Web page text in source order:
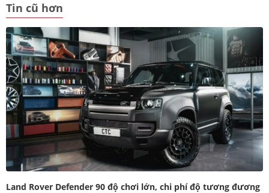
Tin cũ hơn
Land Rover Defender 90 độ chơi lớn, chi phí độ tương đương